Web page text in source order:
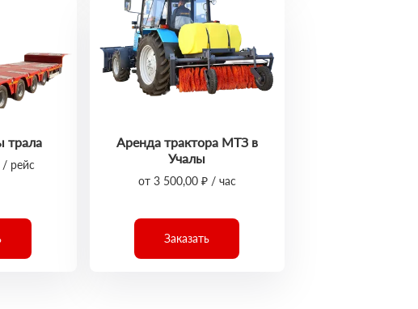
трала
/ рейс
Аренда трактора МТЗ в
Учалы
от 3 500,00 ₽ / час
Заказать